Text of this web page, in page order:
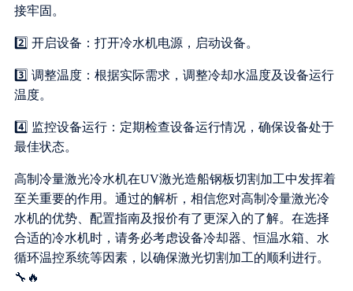
接牢固。
2️⃣ 开启设备：打开冷水机电源，启动设备。
3️⃣ 调整温度：根据实际需求，调整冷却水温度及设备运行
温度。
4️⃣ 监控设备运行：定期检查设备运行情况，确保设备处于
最佳状态。
高制冷量激光冷水机在UV激光造船钢板切割加工中发挥着
至关重要的作用。通过的解析，相信您对高制冷量激光冷
水机的优势、配置指南及报价有了更深入的了解。在选择
合适的冷水机时，请务必考虑设备冷却器、恒温水箱、水
循环温控系统等因素，以确保激光切割加工的顺利进行。
🔧🔥